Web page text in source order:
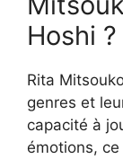
Hoshi ?
Rita
genres et
capacité à
émotions,